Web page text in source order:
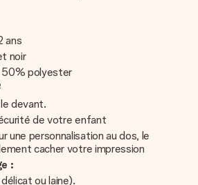
ans
noir
polyester
devant.
de votre enfant
une personnalisation au dos, le
cacher votre impression
:
ou laine).